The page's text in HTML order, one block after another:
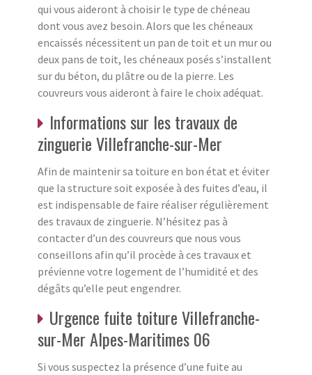
qui vous aideront à choisir le type de chéneau
dont vous avez besoin. Alors que les chéneaux
encaissés nécessitent un pan de toit et un mur ou
deux pans de toit, les chéneaux posés s’installent
sur du béton, du plâtre ou de la pierre. Les
couvreurs vous aideront à faire le choix adéquat.
Informations sur les travaux de
zinguerie Villefranche-sur-Mer
Afin de maintenir sa toiture en bon état et éviter
que la structure soit exposée à des fuites d’eau, il
est indispensable de faire réaliser régulièrement
des travaux de zinguerie. N’hésitez pas à
contacter d’un des couvreurs que nous vous
conseillons afin qu’il procède à ces travaux et
prévienne votre logement de l’humidité et des
dégâts qu’elle peut engendrer.
Urgence fuite toiture Villefranche-
sur-Mer Alpes-Maritimes 06
Si vous suspectez la présence d’une fuite au